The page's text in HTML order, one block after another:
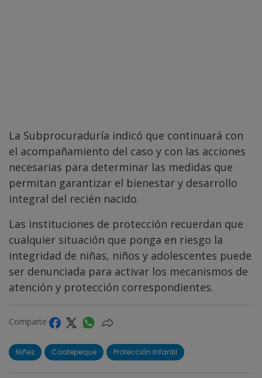
La Subprocuraduría indicó que continuará con
el acompañamiento del caso y con las acciones
necesarias para determinar las medidas que
permitan garantizar el bienestar y desarrollo
integral del recién nacido.
Las instituciones de protección recuerdan que
cualquier situación que ponga en riesgo la
integridad de niñas, niños y adolescentes puede
ser denunciada para activar los mecanismos de
atención y protección correspondientes.
Comparte
Niñez Coatepeque Protección Infantil